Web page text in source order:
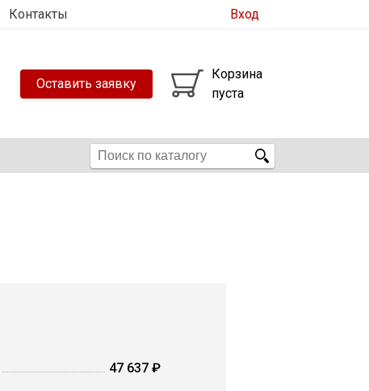
Контакты Вход
Корзина
пуста
Оставить заявку
47 637 ₽